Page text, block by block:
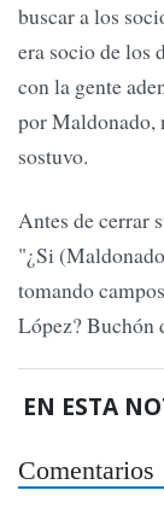
buscar a los
era socio de los
con la gente
por Maldonado,
sostuvo.
Antes de cerrar
"¿Si
tomando
López? Buchón
EN ESTA
Comentarios